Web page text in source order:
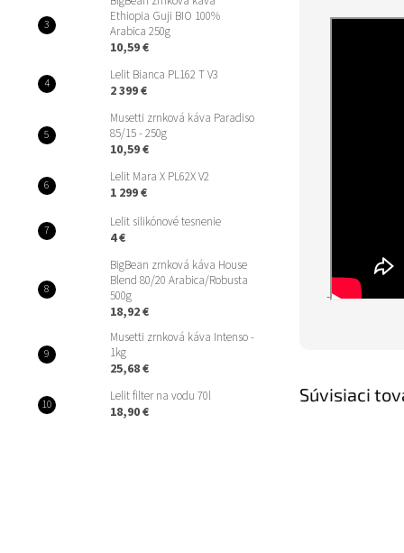
Ethiopia Guji BIO 100%
Arabica 250g
10,59 €
Lelit Bianca PL162 T V3
2 399 €
Musetti zrnková káva Paradiso
85/15 - 250g
10,59 €
Lelit Mara X PL62X V2
1 299 €
Lelit silikónové tesnenie
4 €
BigBean zrnková káva House
Blend 80/20 Arabica/Robusta
500g
18,92 €
Musetti zrnková káva Intenso -
1kg
25,68 €
Lelit filter na vodu 70l
18,90 €
-
Súvisiaci